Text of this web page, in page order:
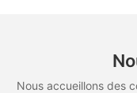
Nous accueillons des